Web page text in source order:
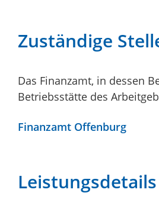
Zuständige
Das Finanzamt, in dessen
Betriebsstätte des
Finanzamt Offenburg
Leistungsdetails